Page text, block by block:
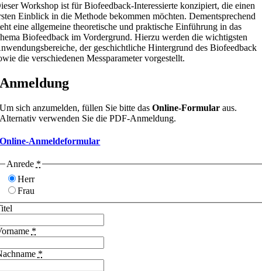
Workshop ist für Biofeedback-Interessierte konzipiert, die einen
Einblick in die Methode bekommen möchten. Dementsprechend
eine allgemeine theoretische und praktische Einführung in das
Biofeedback im Vordergrund. Hierzu werden die wichtigsten
der geschichtliche Hintergrund des Biofeedback
die verschiedenen Messparameter vorgestellt.
Anmeldung
Um sich anzumelden, füllen Sie bitte dasOnline-Formular aus.
Alternativ verwenden Sie die PDF-Anmeldung.
Online-Anmeldeformular
Anrede *
Herr
Frau
*
*